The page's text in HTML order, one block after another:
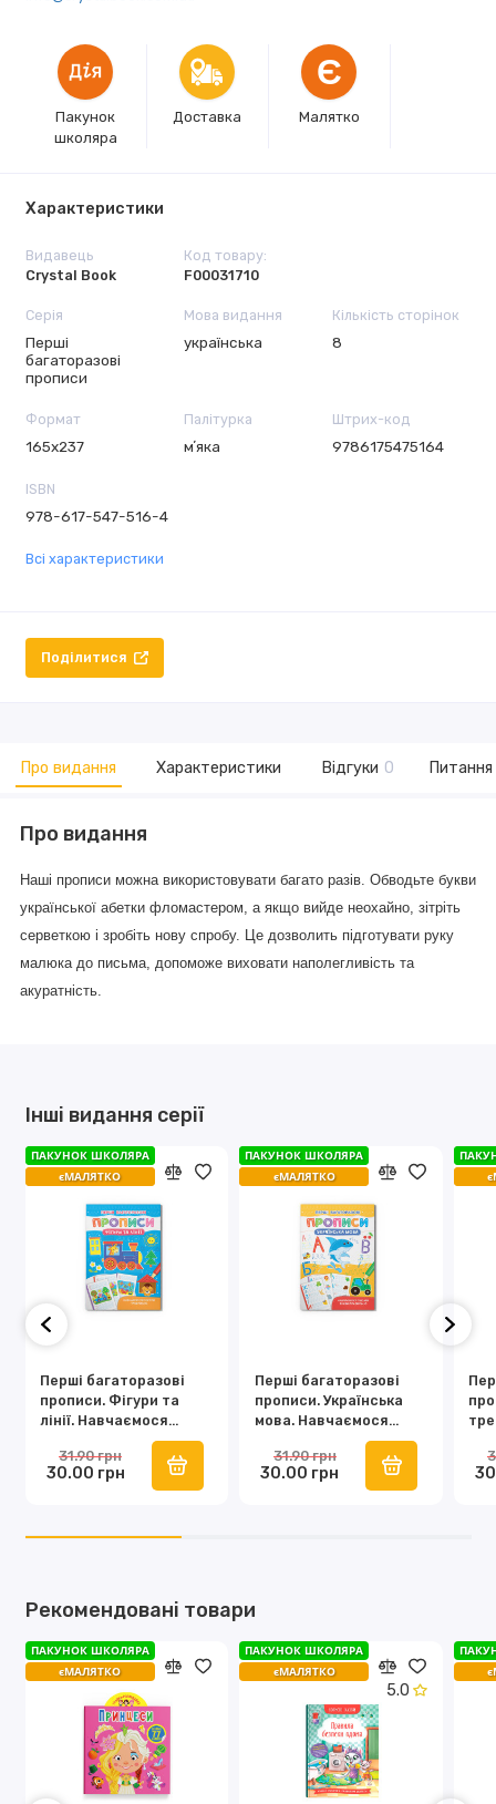
Пакунок
школяра
Доставка
Є
Малятко
Характеристики
Видавець
Crystal Book
Код товару:
F00031710
Серія
Перші
багаторазові
прописи
Мова видання
українська
Кількість сторінок
8
Формат
165х237
Палітурка
мʼяка
Штрих-код
9786175475164
ISBN
978-617-547-516-4
Всі характеристики
Поділитися
Про видання Характеристики Відгуки 0 Питання
Про видання
Нашi прописи можна використовувати багато разiв. Обводьте букви
української абетки фломастером, а якщо вийде неохайно, зiтрiть
серветкою i зробiть нову спробу. Це дозволить пiдготувати руку
малюка до письма, допоможе виховати наполегливiсть та
акуратнiсть.
Інші видання серії
Перші багаторазові
прописи. Фігури та
лінії. Навчаємося
писати правильно
ПАКУНОК ШКОЛЯРА
єМАЛЯТКО
ПАКУНОК ШКОЛЯРА
єМАЛЯТКО
30.00 грн
31.90 грн
Перші багаторазові
прописи. Українська
мова. Навчаємося
правильно
ПАКУНОК ШКОЛЯРА
єМАЛЯТКО
ПАКУНОК ШКОЛЯРА
єМАЛЯТКО
30.00 грн
31.90 грн
Рекомендовані товари
ПАКУНОК ШКОЛЯРА
єМАЛЯТКО
5.0
ПАКУНОК ШКОЛЯРА
єМАЛЯТКО